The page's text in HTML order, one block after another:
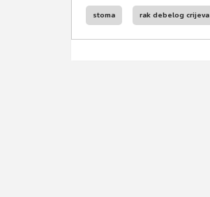
stoma rak debelog crijeva